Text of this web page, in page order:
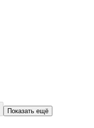
Показать ещё